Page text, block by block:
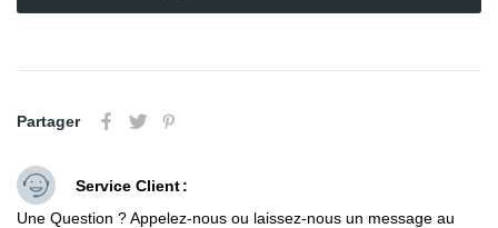
Partager
Service Client
Une Question ? Appelez-nous ou laissez-nous un message au